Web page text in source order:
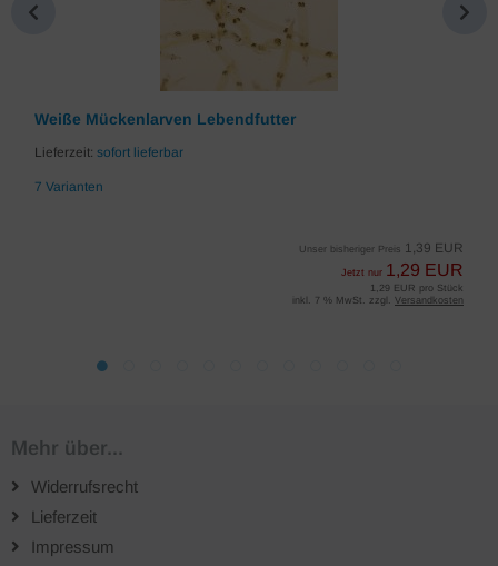
Weiße Mückenlarven Lebendfutter
Lieferzeit: sofort lieferbar
7 Varianten
Unser bisheriger Preis 1,39 EUR
Jetzt nur 1,29 EUR
1,29 EUR pro Stück
inkl. 7 % MwSt. zzgl. Versandkosten
Mehr über...
Widerrufsrecht
Lieferzeit
Impressum